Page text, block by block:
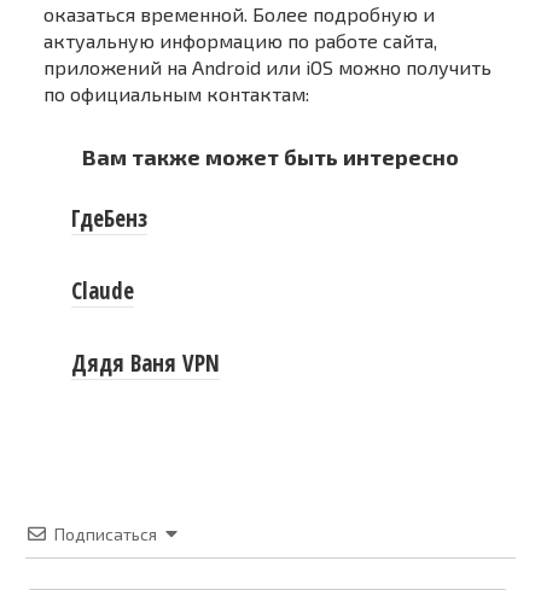
оказаться временной. Более подробную и
актуальную информацию по работе сайта,
приложений на Android или iOS можно получить
по официальным контактам:
Вам также может быть интересно
ГдеБенз
Claude
Дядя Ваня VPN
Подписаться